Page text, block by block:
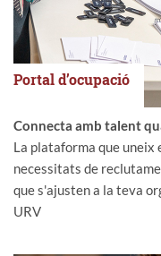
Portal d’ocupació
Connecta amb talent
La plataforma que
necessitats de
que s'ajusten a la teva
URV